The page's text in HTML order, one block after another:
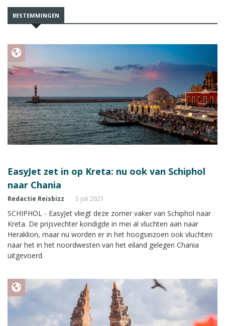
BESTEMMINGEN
EasyJet zet in op Kreta: nu ook van Schiphol
naar Chania
Redactie Reisbizz 5 juli 2021
SCHIPHOL - EasyJet vliegt deze zomer vaker van Schiphol naar
Kreta. De prijsvechter kondigde in mei al vluchten aan naar
Heraklion, maar nu worden er in het hoogseizoen ook vluchten
naar het in het noordwesten van het eiland gelegen Chania
uitgevoerd.